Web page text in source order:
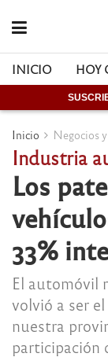
INICIO HOY
Inicio Negocios
Industria
Los
33%
El automóvil
volvió a ser
nuestra
participación